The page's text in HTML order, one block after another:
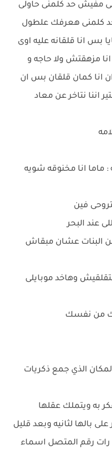
مفيش حد كلمنى حاولى
كلمنى هعرفك علطول
بس انا قلقانه عليه اوى
انا مزهقتش ولا حاجه و
انا كمان قلقان بس ان
اننا نتاخر عن معاد
: ماما انا مخنوقه شويه
فين
عند البحر
البنات عشان مبقاش
وهاخد موبايلى
من نفسك
الذي جمع ذكريات
به ويتملك عقلها
بالها لثانيه وبعد قليل
رقم المتصل اسماء